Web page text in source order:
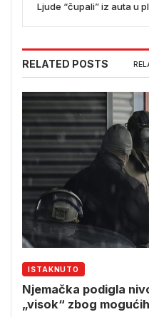
Ljude “čupali” iz auta u
RELATED POSTS
ISTAKNUTO
Njemačka podigla
„visok“ zbog